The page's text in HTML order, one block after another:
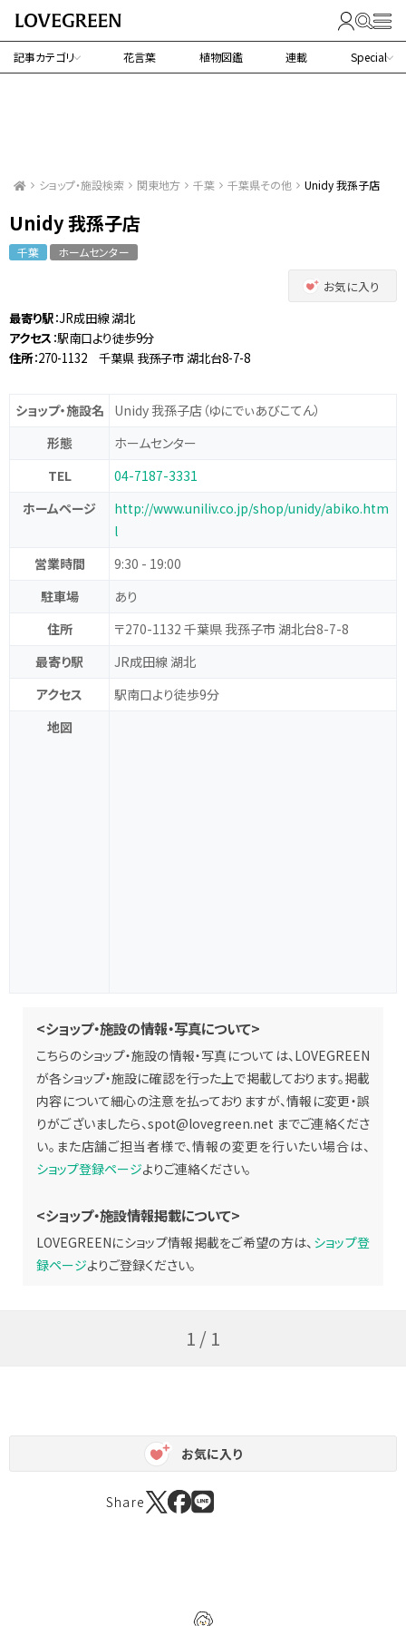
記事カテゴリ 花言葉 植物図鑑 連載 Special
ショップ・施設検索 関東地方 千葉 千葉県その他 Unidy 我孫子店
Unidy 我孫子店
千葉 ホームセンター
お気に入り
最寄り駅：JR成田線 湖北
アクセス ：駅南口より徒歩9分
住所：270-1132 千葉県 我孫子市 湖北台8-7-8
ショップ・施設名 Unidy 我孫子店 （ゆにでぃあびこてん）
形態
ホームセンター
TEL
04-7187-3331
ホームページ
http://www.uniliv.co.jp/shop/unidy/abiko.htm
l
営業時間
9:30 - 19:00
駐車場
あり
住所
〒270-1132 千葉県 我孫子市 湖北台8-7-8
最寄り駅
JR成田線 湖北
アクセス
駅南口より徒歩9分
地図
<ショップ・施設の情報・写真について>
こちらのショップ・施設の情報・写真については、LOVEGREEN
が各ショップ・施設に確認を行った上で掲載しております。掲載
内容について細心の注意を払っておりますが、情報に変更・誤
りがございましたら、spot@lovegreen.net までご連絡くださ
い。また店舗ご担当者様で、情報の変更を行いたい場合は、
ショップ登録ページよりご連絡ください。
<ショップ・施設情報掲載について>
LOVEGREENにショップ情報掲載をご希望の方は、 ショップ登
録ページよりご登録ください。
1 / 1
お気に入り
Share